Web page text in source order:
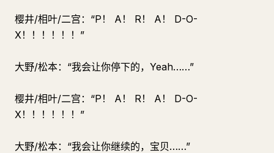
樱井/相叶/二宫：“P！ A！ R！ A！ D-O-
X！！！！！！”
大野/松本：“我会让你停下的，Yeah……”
樱井/相叶/二宫：“P！ A！ R！ A！ D-O-
X！！！！！！”
大野/松本：“我会让你继续的，宝贝……”